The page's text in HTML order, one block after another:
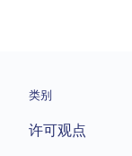
类别
许可观点